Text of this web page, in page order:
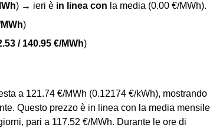
) → ieri è in linea con la media (0.00 €/MWh).
)
/ 140.95 €/MWh)
a 121.74 €/MWh (0.12174 €/kWh), mostrando
Questo prezzo è in linea con la media mensile
pari a 117.52 €/MWh. Durante le ore di